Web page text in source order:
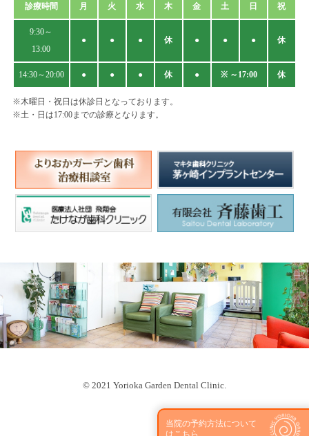
当院の予約方法について
はこちら
診療時間 月 火 水 木 金 土 日 祝
9:30～
13:00
● ● ● 休 ● ● ● 休
14:30～20:00 ● ● ● 休 ● ※ ～17:00 休
※木曜日・祝日は休診日となっております。
※土・日は17:00までの診療となります。
© 2021 Yorioka Garden Dental Clinic.